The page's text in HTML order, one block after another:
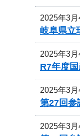
2025年3
岐阜県立
2025年3
R7年度
2025年3
第27回参
2025年3